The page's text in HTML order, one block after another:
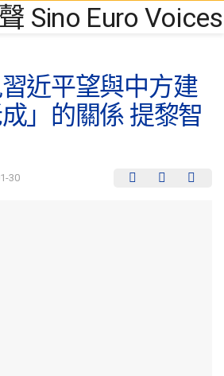
近平望與中方建
」的關係 提黎智
30